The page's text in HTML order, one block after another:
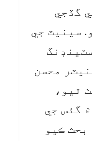
گڏجي
سينيٽ جي
محسن
ٿيو،
گئس جي
ڪيو